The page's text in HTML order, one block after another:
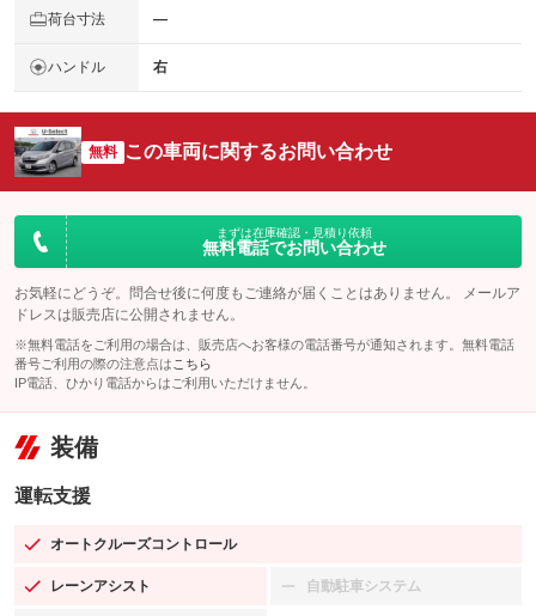
荷台寸法 ―
ハンドル 右
無料 この車両に関するお問い合わせ
まずは在庫確認・見積り依頼
無料電話でお問い合わせ
お気軽にどうぞ。問合せ後に何度もご連絡が届くことはありません。 メールア
ドレスは販売店に公開されません。
※無料電話をご利用の場合は、販売店へお客様の電話番号が通知されます。無料電話
番号ご利用の際の注意点は こちら
IP電話、ひかり電話からはご利用いただけません。
装備
運転支援
オートクルーズコントロール
：装備あり
レーンアシスト
：装備あり 自動駐車システム
：装備なし